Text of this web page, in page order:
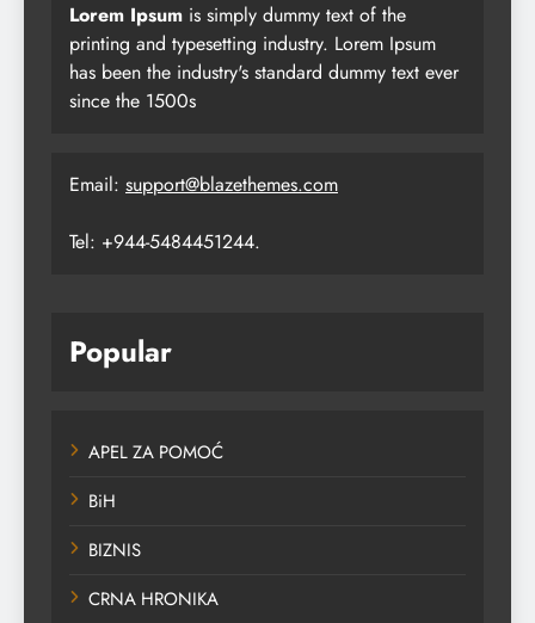
Lorem Ipsum is simply dummy text of the
printing and typesetting industry. Lorem Ipsum
has been the industry's standard dummy text ever
since the 1500s
Email: support@blazethemes.com
Tel: +944-5484451244.
Popular
APEL ZA POMOĆ
BiH
BIZNIS
CRNA HRONIKA